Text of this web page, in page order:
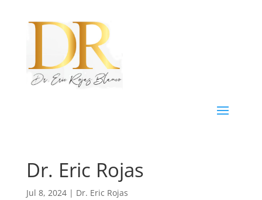
Dr. Eric Rojas
Jul 8, 2024| Dr. Eric Rojas